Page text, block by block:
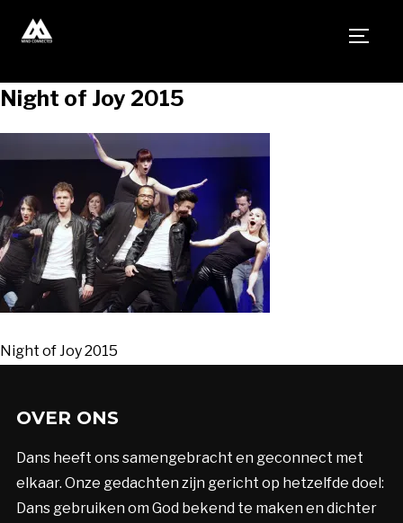
Night of Joy 2015
Night of Joy 2015
OVER ONS
Dans heeft ons samengebracht en geconnect met
elkaar. Onze gedachten zijn gericht op hetzelfde doel:
Dans gebruiken om God bekend te maken en dichter